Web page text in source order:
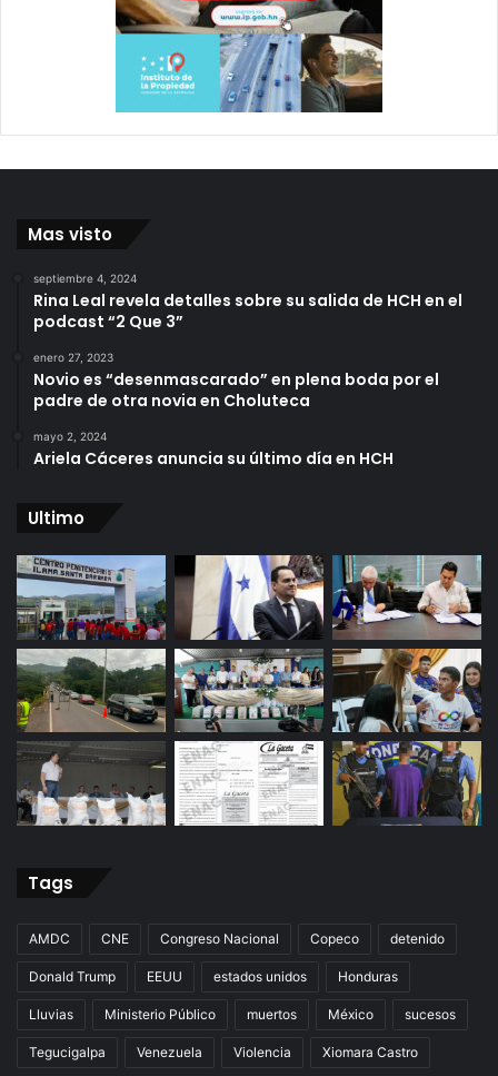
Mas visto
septiembre 4, 2024
Rina Leal revela detalles sobre su salida de HCH en el
podcast “2 Que 3”
enero 27, 2023
Novio es “desenmascarado” en plena boda por el
padre de otra novia en Choluteca
mayo 2, 2024
Ariela Cáceres anuncia su último día en HCH
Ultimo
Tags
AMDC CNE Congreso Nacional Copeco detenido
Donald Trump EEUU estados unidos Honduras
Lluvias Ministerio Público muertos México sucesos
Tegucigalpa Venezuela Violencia Xiomara Castro